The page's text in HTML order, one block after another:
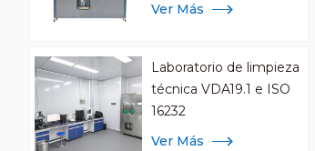
Ver Más
Laboratorio de limpieza
técnica VDA19.1 e ISO
16232
Ver Más